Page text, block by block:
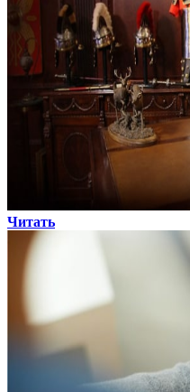
Читать